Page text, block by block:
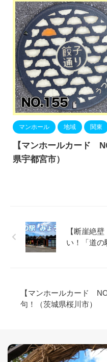
マンホール 地域 関東
【マンホールカード
県宇都宮市）
【断崖絶
い！「道
【マンホールカード
句！（茨城県桜川市）